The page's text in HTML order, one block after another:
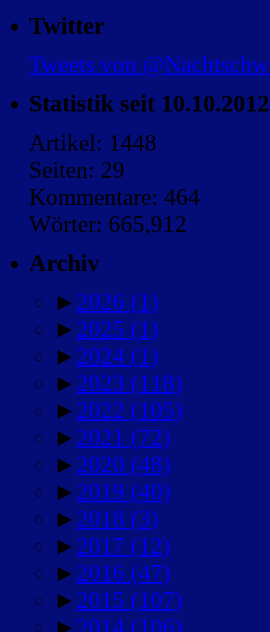
Twitter
Tweets von
Statistik seit 10.10.2012
Artikel: 1448
Seiten: 29
Kommentare: 464
Wörter: 665,912
Archiv
► 2026 (1)
► 2025 (1)
► 2024 (1)
► 2023 (118)
► 2022 (105)
► 2021 (72)
► 2020 (48)
► 2019 (40)
► 2018 (3)
► 2017 (12)
► 2016 (47)
► 2015 (107)